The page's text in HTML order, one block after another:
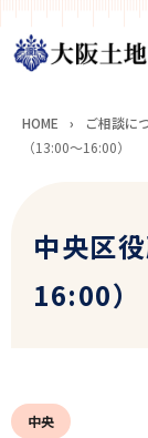
HOME › ご相談に
（13:00～16:00）
中央区
16:00）
中央